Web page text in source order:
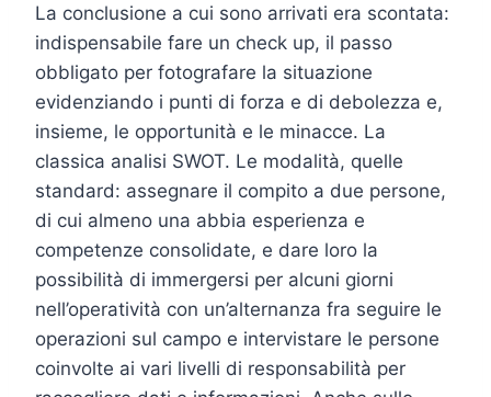
La conclusione a cui sono arrivati era scontata:
indispensabile fare un check up, il passo
obbligato per fotografare la situazione
evidenziando i punti di forza e di debolezza e,
insieme, le opportunità e le minacce. La
classica analisi SWOT. Le modalità, quelle
standard: assegnare il compito a due persone,
di cui almeno una abbia esperienza e
competenze consolidate, e dare loro la
possibilità di immergersi per alcuni giorni
nell’operatività con un’alternanza fra seguire le
operazioni sul campo e intervistare le persone
coinvolte ai vari livelli di responsabilità per